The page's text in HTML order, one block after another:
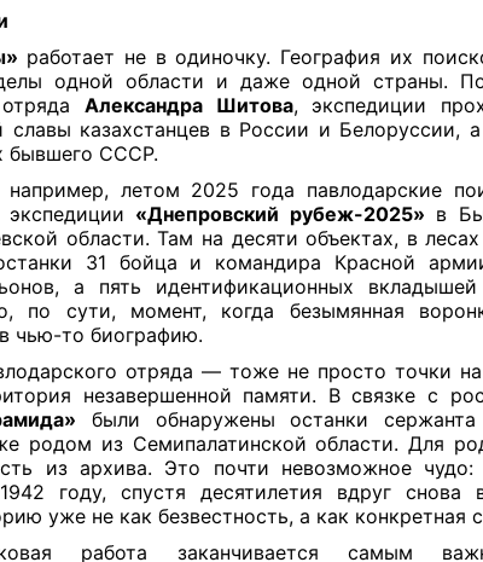
работает не в одиночку. География их
одной области и даже одной страны.
Александра Шитова, экспедиции
славы казахстанцев в России и Белоруссии,
бывшего СССР.
летом 2025 года павлодарские
«Днепровский рубеж-2025» в
области. Там на десяти объектах, в
31 бойца и командира Красной
а пять идентификационных вкладышей
по сути, момент, когда безымянная
чью-то биографию.
отряда — тоже не просто точки
незавершенной памяти. В связке с
были обнаружены останки сержанта
родом из Семипалатинской области. Для
из архива. Это почти невозможное чудо:
году, спустя десятилетия вдруг снова
уже не как безвестность, а как конкретная
работа заканчивается самым